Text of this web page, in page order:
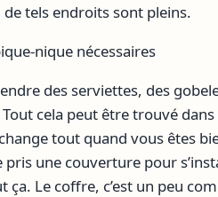
de tels endroits sont pleins.
nique nécessaires
des serviettes, des
cela peut être trouvé
tout quand vous êtes
une couverture pour
Le coffre, c’est un peu